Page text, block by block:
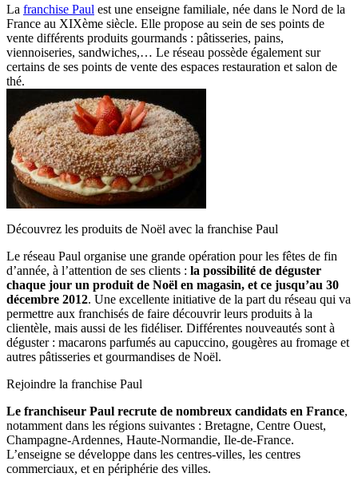
La franchise Paul est une enseigne familiale, née dans le Nord de la
France au XIXème siècle. Elle propose au sein de ses points de
vente différents produits gourmands : pâtisseries, pains,
viennoiseries, sandwiches,… Le réseau possède également sur
certains de ses points de vente des espaces restauration et salon de
thé.
Découvrez les produits de Noël avec la franchise Paul
Le réseau Paul organise une grande opération pour les fêtes de fin
d’année, à l’attention de ses clients : la possibilité de déguster
chaque jour un produit de Noël en magasin, et ce jusqu’au 30
décembre 2012. Une excellente initiative de la part du réseau qui va
permettre aux franchisés de faire découvrir leurs produits à la
clientèle, mais aussi de les fidéliser. Différentes nouveautés sont à
déguster : macarons parfumés au capuccino, gougères au fromage et
autres pâtisseries et gourmandises de Noël.
Rejoindre la franchise Paul
Le franchiseur Paul recrute de nombreux candidats en France,
notamment dans les régions suivantes : Bretagne, Centre Ouest,
Champagne-Ardennes, Haute-Normandie, Ile-de-France.
L’enseigne se développe dans les centres-villes, les centres
commerciaux, et en périphérie des villes.